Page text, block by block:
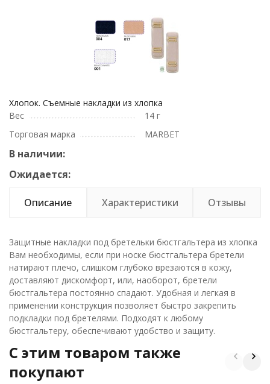
Хлопок. Съемные накладки из хлопка
Вес
14 г
Торговая марка
MARBET
В наличии:
Ожидается:
Описание Характеристики Отзывы
Защитные накладки под бретельки бюстгальтера из хлопка
Вам необходимы, если при носке бюстгальтера бретели
натирают плечо, слишком глубоко врезаются в кожу,
доставляют дискомфорт, или, наоборот, бретели
бюстгальтера постоянно спадают. Удобная и легкая в
применении конструкция позволяет быстро закрепить
подкладки под бретелями. Подходят к любому
бюстгальтеру, обеспечивают удобство и защиту.
C этим товаром также
покупают